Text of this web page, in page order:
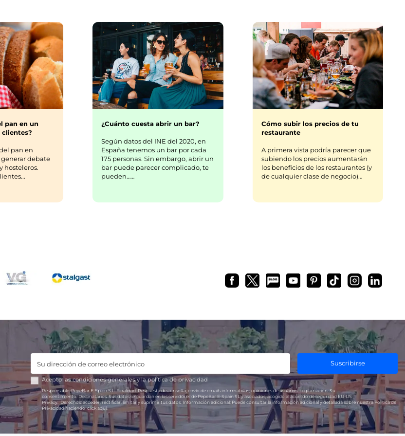
pan en un
clientes?
pan en
debate
hosteleros.
¿Cuánto cuesta abrir un bar?
Según datos del INE del 2020, en
España tenemos un bar por cada
175 personas. Sin embargo, abrir un
bar puede parecer complicado, te
pueden……
Cómo subir los precios de tu
restaurante
A primera vista podría parecer que
subiendo los precios aumentarán
los beneficios de los restaurantes (y
de cualquier clase de negocio)…
Suscribirse
Acepto lascondiciones generalesy lapolítica de privacidad
Responsable:PepeBar E-Spain S.L.Finalidad:Respuesta de consulta, envío de emails informativos, opiniones de usuarios. Legitimación: Su
consentimiento.Destinatarios:Sus datos se guardan en los servidores de PepeBar E-Spain SL y asociados, acogido al acuerdo de seguridad EU-US
Privacy.Derechos:acceder, rectificar, limitar y suprimir tus datos. Información adicional:Puede consultar la información adicional y detallada sobre nuestra Política de
Privacidad haciendoclick aquí.